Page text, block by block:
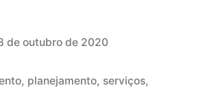
de outubro de 2020
, planejamento, serviços,